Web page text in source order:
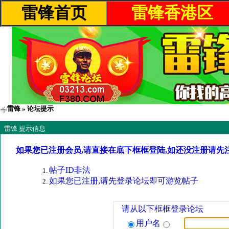
雷锋首页 雷锋香港区
雷锋 » 论坛提示
雷锋 提示信息
如果您已注册会员,请直接在底下框框登陆,如还没注册请先
帖子ID非法
如果您已注册,请先登录论坛即可游览帖子
请从以下框框登录论坛
用户名